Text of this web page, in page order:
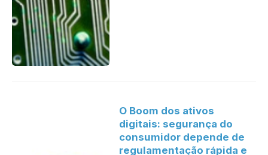
O Boom dos ativos
digitais: segurança do
consumidor depende de
regulamentação rápida e